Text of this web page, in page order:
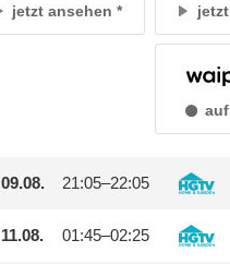
jetzt ansehen
09.08. 21:05–22:05
11.08. 01:45–02:25